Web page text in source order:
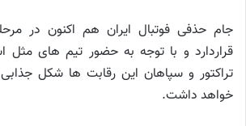
جام حذفی فوتبال ایران هم اکنون در
قراردارد و با توجه به حضور تیم های مثل
تراکتور و سپاهان این رقابت ها شکل
خواهد داشت.